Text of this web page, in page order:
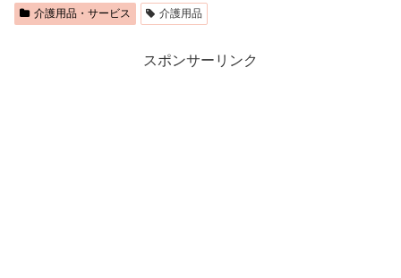
介護用品・サービス 介護用品
スポンサーリンク